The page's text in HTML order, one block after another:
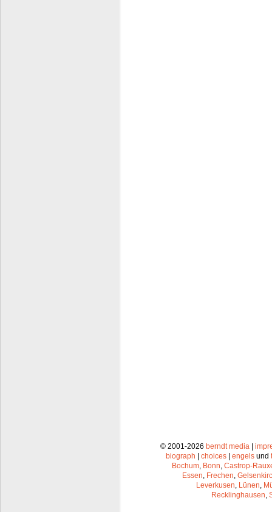
© 2001-2026 berndt media |
biograph | choices | engels und
Bochum Bonn Castrop-
Essen Frechen
Leverkusen Lünen
Recklinghausen